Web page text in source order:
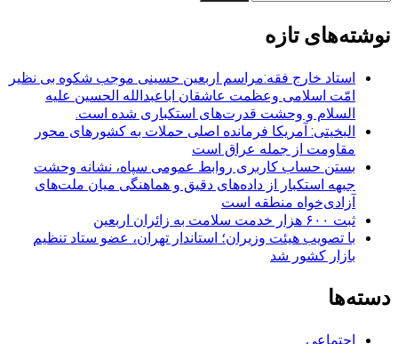
نوشته‌های تازه
استاد خارج فقه:مراسم اربعین حسینی موجب شکوه بی نظیر
امّت اسلامی وعظمت عاشقان اباعبدالله الحسین علیه
السلام و وحشت قدرت‌های استکباری شده است.
البخیتی: آمریکا فرمانده اصلی حملات به کشورهای محور
مقاومت از جمله عراق است
بستن حساب کاربری روابط عمومی سپاه، نشانه‌ وحشت
جبهه استکبار از داده‌های دقیق و هماهنگی میان ملت‌های
آزادی‌خواه منطقه است
ثبت ۶۰۰ هزار خدمت سلامت به زائران اربعین
با تصویب هیئت وزیران؛ استاندار تهران، عضو ستاد تنظیم
بازار کشور شد
دسته‌ها
اجتماعی